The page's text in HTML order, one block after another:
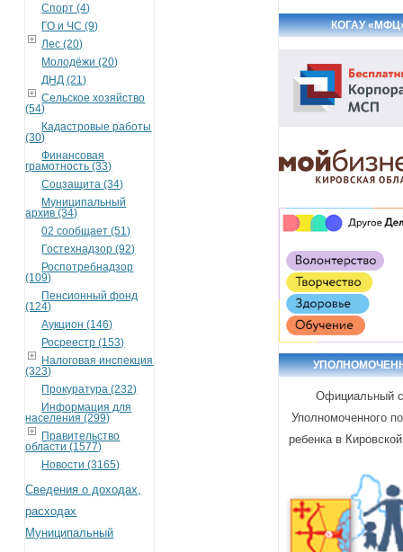
Спорт (4)
ГО и ЧС (9)
Лес (20)
Молодёжи (20)
ДНД (21)
Сельское хозяйство
(54)
Кадастровые работы
(30)
Финансовая
грамотность (33)
Соцзащита (34)
Муниципальный
архив (34)
02 сообщает (51)
Гостехнадзор (92)
Роспотребнадзор
(109)
Пенсионный фонд
(124)
Аукцион (146)
Росреестр (153)
Налоговая инспекция
(323)
Прокуратура (232)
Информация для
населения (299)
Правительство
области (1577)
Новости (3165)
Сведения о доходах,
расходах
Муниципальный
КОГАУ
Официальный
Уполномоченного
ребенка в